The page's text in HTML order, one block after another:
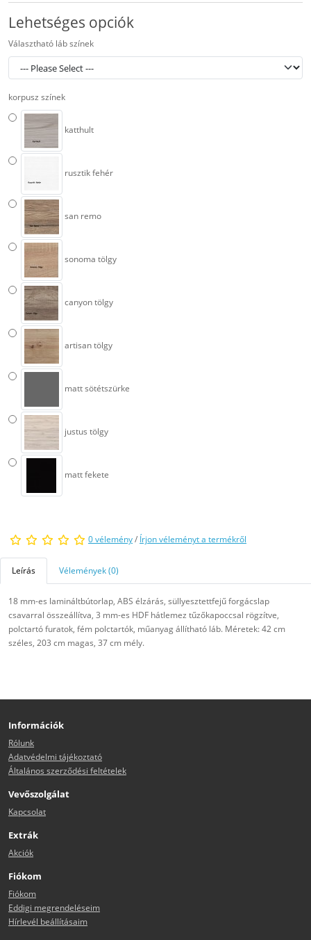
Lehetséges opciók
Választható láb színek
korpusz színek
katthult
rusztik fehér
san remo
sonoma tölgy
canyon tölgy
artisan tölgy
matt sötétszürke
justus tölgy
matt fekete
0 vélemény/ Írjon véleményt a termékről
Leírás Vélemények (0)
18 mm-es lamináltbútorlap, ABS élzárás, süllyesztettfejű forgácslap
csavarral összeállítva, 3 mm-es HDF hátlemez tűzőkapoccsal rögzítve,
polctartó furatok, fém polctartók, műanyag állítható láb. Méretek: 42 cm
széles, 203 cm magas, 37 cm mély.
Információk
Rólunk
Adatvédelmi tájékoztató
Általános szerződési feltételek
Vevőszolgálat
Kapcsolat
Extrák
Akciók
Fiókom
Fiókom
Eddigi megrendeléseim
Hírlevél beállításaim